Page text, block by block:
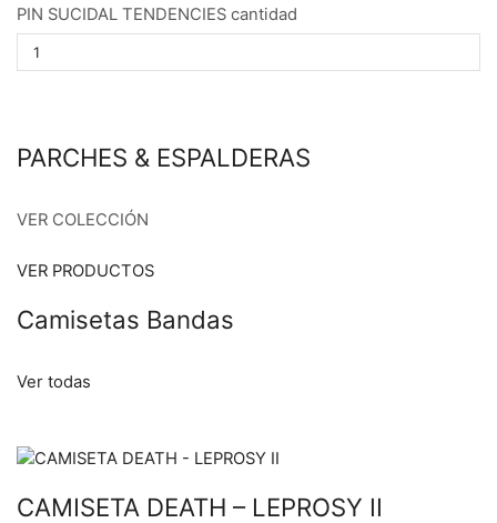
PIN SUCIDAL TENDENCIES cantidad
PARCHES & ESPALDERAS
VER COLECCIÓN
VER PRODUCTOS
Camisetas Bandas
Ver todas
CAMISETA DEATH – LEPROSY II